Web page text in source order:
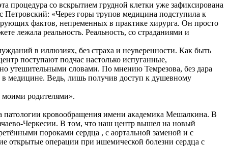
процедура со вскрытием грудной клетки уже зафиксирована
Петровский: «Через горы трупов медицина подступила к
фактов, непременных в практике хирурга. Он просто
лежала реальность. Реальность, со страданиями и
в иллюзиях, без страха и неуверенности. Как быть
поступают подчас настолько испуганные,
утешительными словами. По мнению Темрезова, без дара
медицине. Ведь, лишь получив доступ к душевному
моими родителями».
патологии кровообращения имени академика Мешалкина. В
Черкесии. В том, что наш центр вышел на новый
пороками сердца , с аортальной заменой и с
открытые операции при ишемической болезни сердца с